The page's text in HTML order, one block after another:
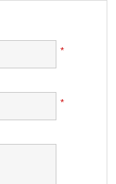
*
*